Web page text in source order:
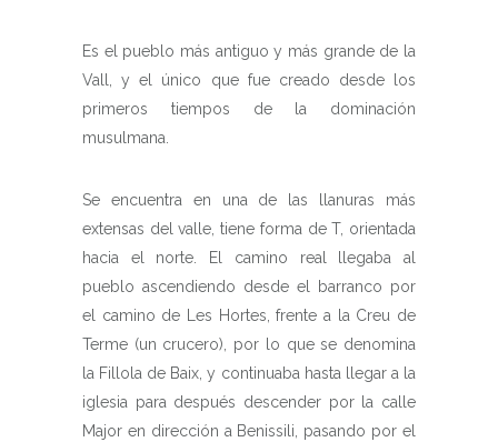
Es el pueblo más antiguo y más grande de la
Vall, y el único que fue creado desde los
primeros tiempos de la dominación
musulmana.
Se encuentra en una de las llanuras más
extensas del valle, tiene forma de T, orientada
hacia el norte. El camino real llegaba al
pueblo ascendiendo desde el barranco por
el camino de Les Hortes, frente a la Creu de
Terme (un crucero), por lo que se denomina
la Fillola de Baix, y continuaba hasta llegar a la
iglesia para después descender por la calle
Major en dirección a Benissili, pasando por el